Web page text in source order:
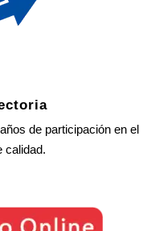
de participación en el
calidad.